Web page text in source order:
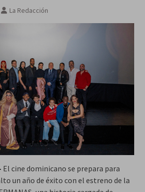
agosto
La Redacción
El cine dominicano se prepara para
un año de éxito con el estreno de la